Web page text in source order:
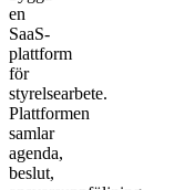
en
SaaS-
plattform
för
styrelsearbete.
Plattformen
samlar
agenda,
beslut,